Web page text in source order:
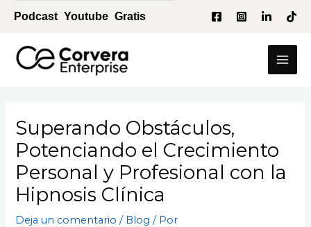
contenido
Podcast Youtube Gratis
Superando Obstáculos,
Potenciando el Crecimiento
Personal y Profesional con la
Hipnosis Clínica
Deja un comentario / Blog / Por